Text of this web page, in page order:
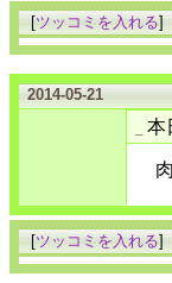
[ツッコミを入れる]
2014-05-21
本
[ツッコミを入れる]